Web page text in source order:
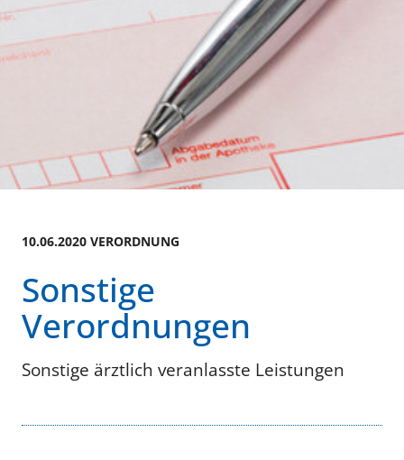
10.06.2020 VERORDNUNG
Sonstige
Verordnungen
Sonstige ärztlich veranlasste Leistungen